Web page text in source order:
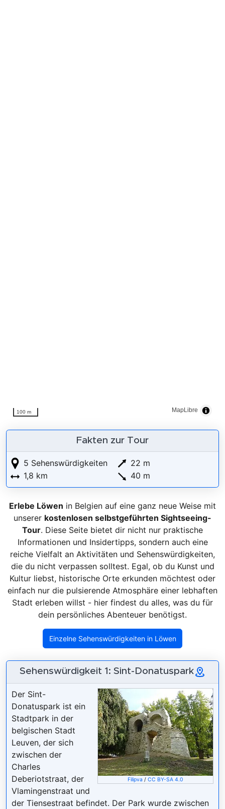
100 m MapLibre
Fakten zur Tour
5 Sehenswürdigkeiten
1,8 km
22 m
40 m
Erlebe Löwen in Belgien auf eine ganz neue Weise mit
unserer kostenlosen selbstgeführten Sightseeing-
Tour. Diese Seite bietet dir nicht nur praktische
Informationen und Insidertipps, sondern auch eine
reiche Vielfalt an Aktivitäten und Sehenswürdigkeiten,
die du nicht verpassen solltest. Egal, ob du Kunst und
Kultur liebst, historische Orte erkunden möchtest oder
einfach nur die pulsierende Atmosphäre einer lebhaften
Stadt erleben willst - hier findest du alles, was du für
dein persönliches Abenteuer benötigst.
Einzelne Sehenswürdigkeiten in Löwen
Sehenswürdigkeit 1: Sint-Donatuspark
Filipva /CC BY-SA 4.0
Der Sint-
Donatuspark ist ein
Stadtpark in der
belgischen Stadt
Leuven, der sich
zwischen der
Charles
Deberiotstraat, der
Vlamingenstraat und
der Tiensestraat befindet. Der Park wurde zwischen